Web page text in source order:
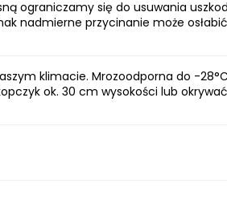
ograniczamy się do usuwania
nadmierne przycinanie może
klimacie. Mrozoodporna do -
ok. 30 cm wysokości lub okrywać